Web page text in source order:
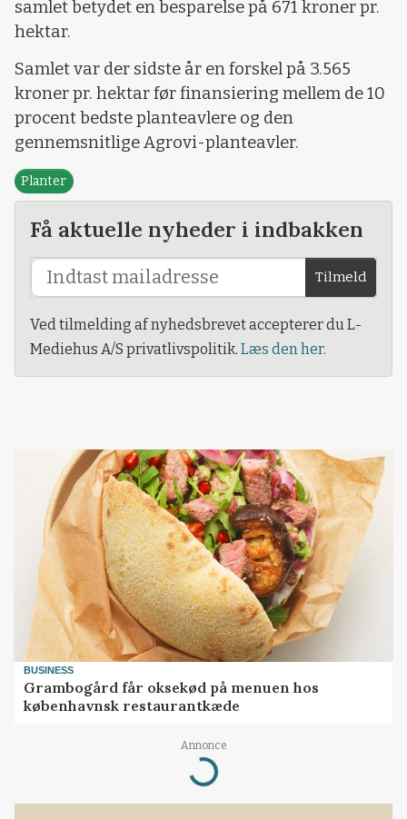
samlet betydet en besparelse på 671 kroner pr.
hektar.
Samlet var der sidste år en forskel på 3.565
kroner pr. hektar før finansiering mellem de 10
procent bedste planteavlere og den
gennemsnitlige Agrovi-planteavler.
Planter
Få aktuelle nyheder i indbakken
Tilmeld
Ved tilmelding af nyhedsbrevet accepterer du L-
Mediehus A/S privatlivspolitik. Læs den her.
BUSINESS
Grambogård får oksekød på menuen hos
københavnsk restaurantkæde
Annonce
Loading...